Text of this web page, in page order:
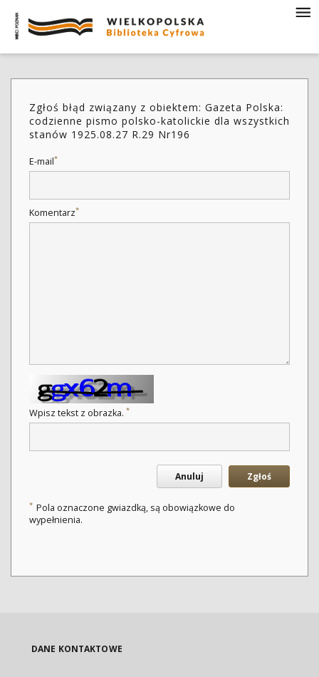
Zgłoś błąd związany z obiektem: Gazeta Polska:
codzienne pismo polsko-katolickie dla wszystkich
stanów 1925.08.27 R.29 Nr196
E-mail*
Komentarz*
Wpisz tekst z obrazka. *
Anuluj Zgłoś
* Pola oznaczone gwiazdką, są obowiązkowe do
wypełnienia.
DANE KONTAKTOWE